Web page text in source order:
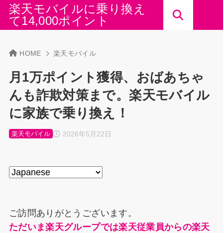
楽天モバイルに乗り換え
て14,000ポイント
HOME 楽天モバイル
月1万ポイント獲得、おばあちゃ
んも詐欺対策まで。楽天モバイル
に家族で乗り換え！
2026年5月22日
楽天モバイル
ご訪問ありがとうございます。
ただいま楽天グループでは楽天従業員からの楽天